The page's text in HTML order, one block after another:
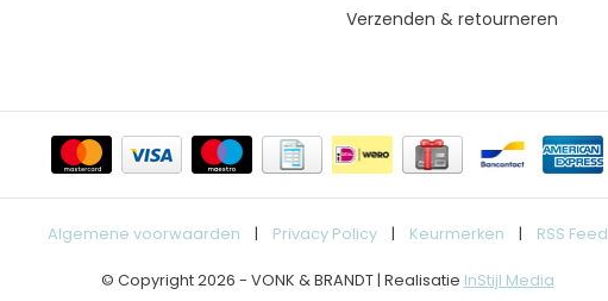
Verzenden & retourneren
Algemene voorwaarden | Privacy Policy | Keurmerken | RSS Feed
© Copyright 2026 - VONK & BRANDT | Realisatie InStijl Media